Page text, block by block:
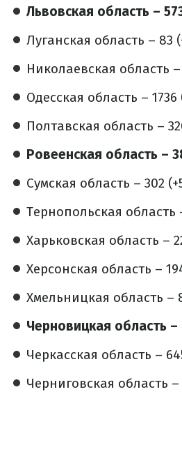
Львовская область –
Луганская область – 83
Николаевская область
Одесская область – 1736
Полтавская область –
Ровеенская область –
Сумская область – 302
Тернопольская область
Харьковская область –
Херсонская область –
Хмельницкая область –
Черновицкая область
Черкасская область –
Черниговская область –